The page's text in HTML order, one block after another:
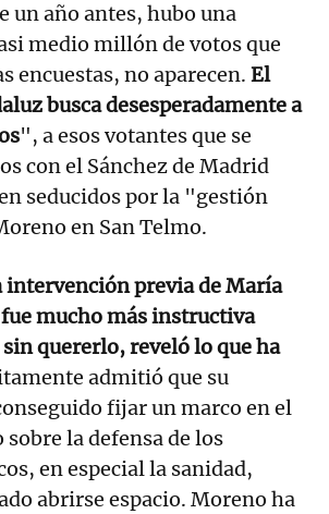
un año antes, hubo una
medio millón de votos que
encuestas, no aparecen. El
busca desesperadamente a
", a esos votantes que se
con el Sánchez de Madrid
seducidos por la "gestión
en San Telmo.
intervención previa de María
mucho más instructiva
quererlo, reveló lo que ha
admitió que su
fijar un marco en el
sobre la defensa de los
en especial la sanidad,
abrirse espacio. Moreno ha